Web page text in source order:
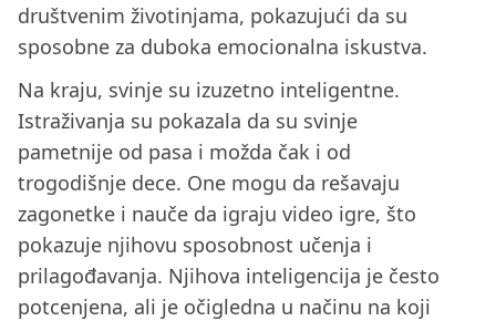
društvenim životinjama, pokazujući da su
sposobne za duboka emocionalna iskustva.
Na kraju, svinje su izuzetno inteligentne.
Istraživanja su pokazala da su svinje
pametnije od pasa i možda čak i od
trogodišnje dece. One mogu da rešavaju
zagonetke i nauče da igraju video igre, što
pokazuje njihovu sposobnost učenja i
prilagođavanja. Njihova inteligencija je često
potcenjena, ali je očigledna u načinu na koji